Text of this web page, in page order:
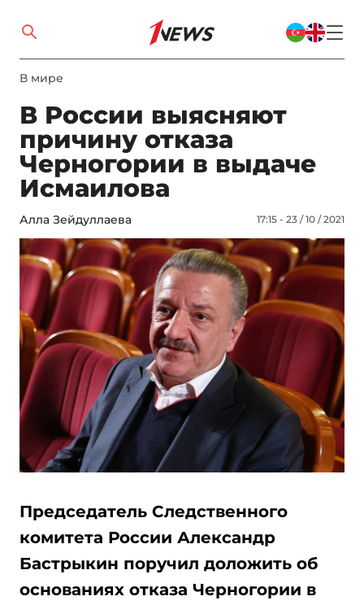
В мире
В России выясняют
причину отказа
Черногории в выдаче
Исмаилова
Алла Зейдуллаева 17:15 - 23 / 10 / 2021
Председатель Следственного
комитета России Александр
Бастрыкин поручил доложить об
основаниях отказа Черногории в